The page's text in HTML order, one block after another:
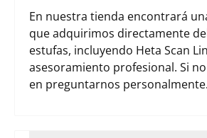
En nuestra tienda encontrará
que adquirimos directamente
estufas, incluyendo Heta Scan
asesoramiento profesional. Si
en preguntarnos personalmente.